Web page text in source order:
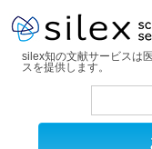
silex知の文献サービスは
スを提供します。
検